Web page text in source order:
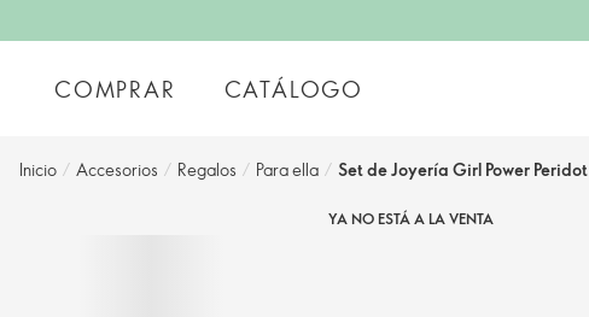
COMPRAR CATÁLOGO
Inicio / Accesorios / Regalos / Para ella / Set de Joyería Girl Power Peridot
YA NO ESTÁ A LA VENTA